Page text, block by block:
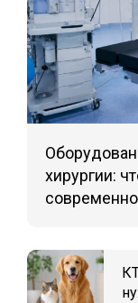
хирургии: